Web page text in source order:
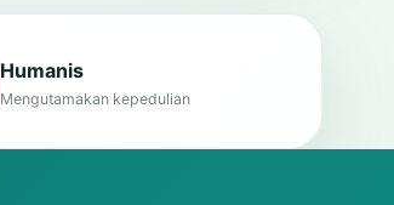
Humanis
Mengutamakan kepedulian